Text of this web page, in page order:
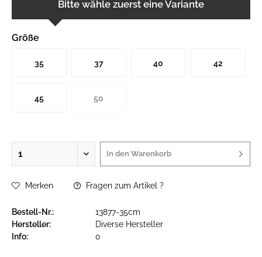
Bitte wähle zuerst eine Variante
Größe
35 37 40 42
45 50
In den Warenkorb
Merken Fragen zum Artikel ?
Bestell-Nr.:
13877-35cm
Hersteller:
Diverse Hersteller
Info:
0